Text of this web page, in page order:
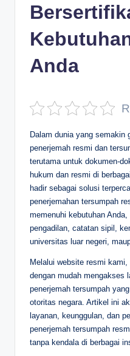
Anda
Dalam dunia yang semakin
penerjemah resmi dan
terutama untuk dokumen-
hukum dan resmi di
hadir sebagai solusi
penerjemahan tersumpah
memenuhi kebutuhan
pengadilan, catatan sipil,
universitas luar negeri,
Melalui website resmi kami,
dengan mudah mengakses
penerjemah tersumpah
otoritas negara. Artikel ini
layanan, keunggulan, dan
penerjemah tersumpah
tanpa kendala di berbagai